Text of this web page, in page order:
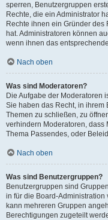
sperren, Benutzergruppen
Rechte, die ein Administrator
Rechte ihnen ein Gründer des
hat. Administratoren können
wenn ihnen das
Nach oben
Was sind Moderatoren?
Die Aufgabe der Moderatoren
Sie haben das Recht, in ihrem
Themen zu schließen, zu
verhindern Moderatoren, dass
Thema Passendes, oder
Nach oben
Was sind Benutzergruppen?
Benutzergruppen sind
in für die Board-
kann mehreren Gruppen
Berechtigungen zugeteilt